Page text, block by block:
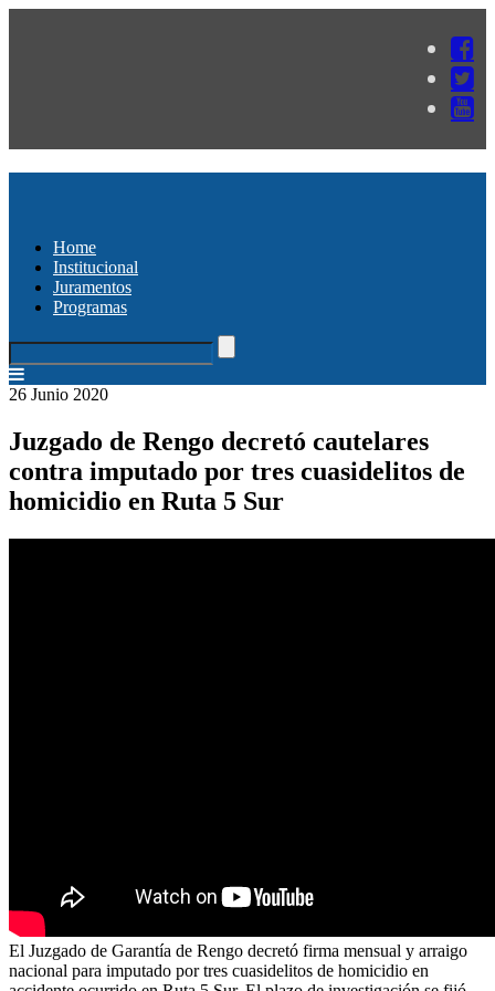
Home
Institucional
Juramentos
Programas
26 Junio 2020
Juzgado de Rengo decretó cautelares
contra imputado por tres cuasidelitos de
homicidio en Ruta 5 Sur
El Juzgado de Garantía de Rengo decretó firma mensual y arraigo
nacional para imputado por tres cuasidelitos de homicidio en